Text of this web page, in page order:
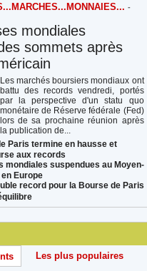
-
mondiales
sommets après
Les marchés boursiers mondiaux ont
battu des records vendredi, portés
par la perspective d'un statu quo
monétaire de Réserve fédérale (Fed)
lors de sa prochaine réunion après
la publication de...
Paris termine en hausse et
aux records
mondiales suspendues au Moyen-
Europe
record pour la Bourse de Paris
Les plus populaires